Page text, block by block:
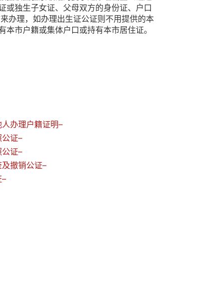
或独生子女证、父母双方的身份证、户口
办理，如办理出生证公证则不用提供的本
市户籍或集体户口或持有本市居住证。
办理户籍证明–
证–
证–
撤销公证–
–